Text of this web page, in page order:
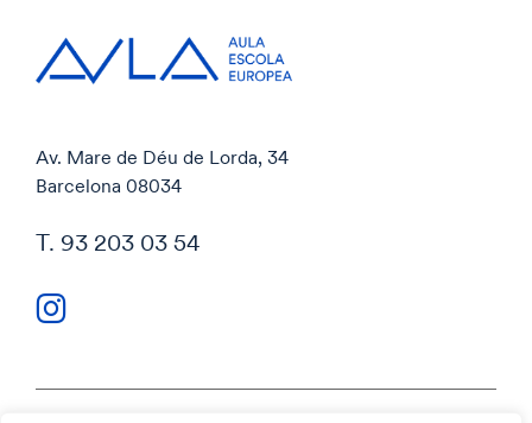
Av. Mare de Déu de Lorda, 34
Barcelona 08034
T. 93 203 03 54